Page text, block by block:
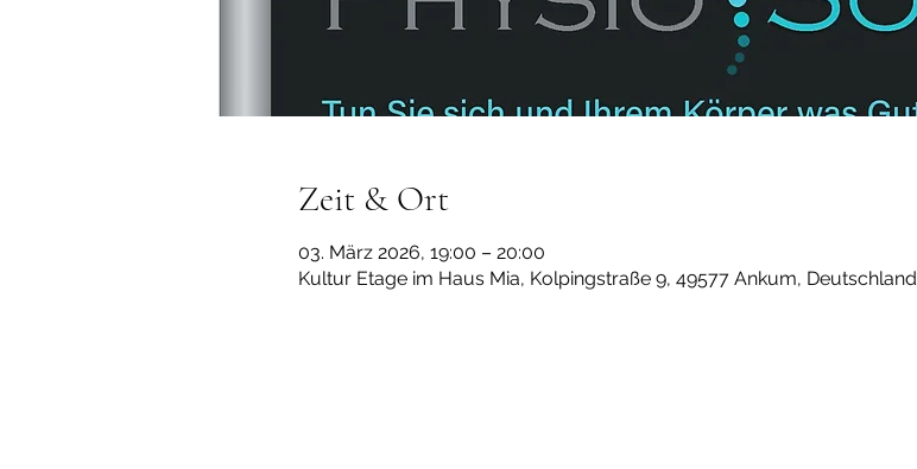
Zeit & Ort
03. März 2026, 19:00 – 20:00
Kultur Etage im Haus Mia, Kolpingstraße 9, 49577 Ankum, Deutschland